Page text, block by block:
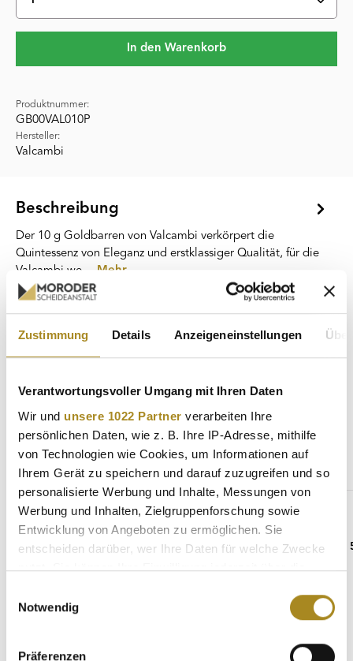
Zustimmung Details Anzeigeneinstellungen
Verantwortungsvoller Umgang mit Ihren Daten
Wir und unsere 1022 Partner verarbeiten Ihre
persönlichen Daten, wie z. B. Ihre IP-Adresse, mithilfe
von Technologien wie Cookies, um Informationen auf
Ihrem Gerät zu speichern und darauf zuzugreifen und so
personalisierte Werbung und Inhalte, Messungen von
Werbung und Inhalten, Zielgruppenforschung sowie
Entwicklung von Angeboten zu ermöglichen. Sie
entscheiden darüber, wer Ihre Daten für welche Zwecke
nutzt. Sie können Ihre Einwilligung jederzeit über die
Trigger Symbol ändern oder widerrufen
Notwendig
Präferenzen
In den Warenkorb
Produktnummer:
GB00VAL010P
Hersteller:
Valcambi
Beschreibung
Der 10 g Goldbarren von Valcambi verkörpert die
Quintessenz von Eleganz und erstklassiger Qualität, für die
Valcambi we… Mehr
Eigenschaften
Hersteller
Weitere Angebote
Produktgalerie überspringen
Gleicher Hersteller